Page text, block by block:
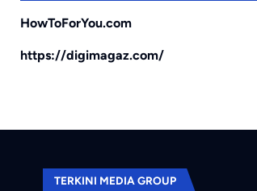
HowToForYou.com
https://digimagaz.com/
TERKINI MEDIA GROUP